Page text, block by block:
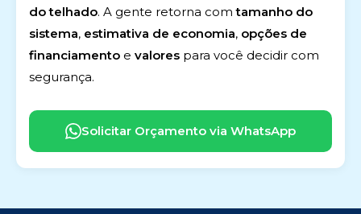
do telhado. A gente retorna comtamanho do
sistema, estimativa de economia, opções de
financiamento e valores para você decidir com
segurança.
Solicitar Orçamento via WhatsApp